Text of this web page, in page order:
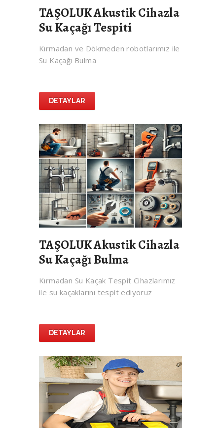
TAŞOLUK Akustik Cihazla
Su Kaçağı Tespiti
Kırmadan ve Dökmeden robotlarımız ile
Su Kaçağı Bulma
DETAYLAR
TAŞOLUK Akustik Cihazla
Su Kaçağı Bulma
Kırmadan Su Kaçak Tespit Cihazlarımız
ile su kaçaklarını tespit ediyoruz
DETAYLAR